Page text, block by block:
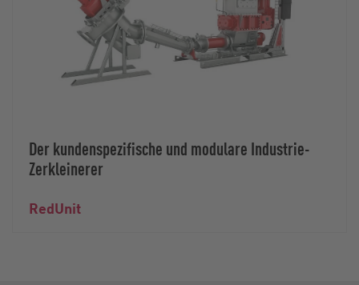
Der kundenspezifische und modulare Industrie-
Zerkleinerer
RedUnit